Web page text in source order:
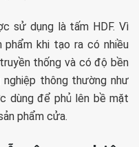
sử dụng là tấm HDF. Vì
khi tạo ra có nhiều
thống và có độ bền
thông thường như
dùng để phủ lên bề mặt
phẩm cửa.